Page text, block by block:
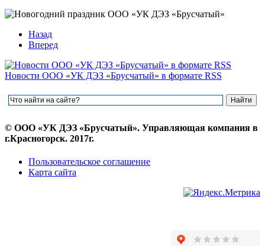
Назад
Вперед
Новости ООО «УК ДЭЗ «Брусчатый» в формате RSS
© ООО «УК ДЭЗ «Брусчатый». Управляющая компания в
г.Красногорск. 2017г.
Пользовательское соглашение
Карта сайта